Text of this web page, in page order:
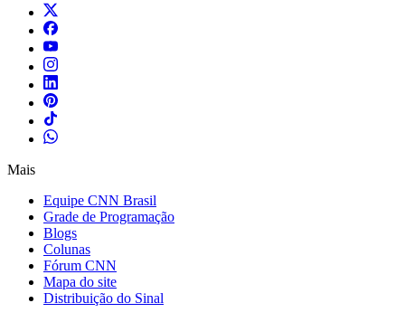
Mais
Equipe CNN Brasil
Grade de Programação
Blogs
Colunas
Fórum CNN
Mapa do site
Distribuição do Sinal